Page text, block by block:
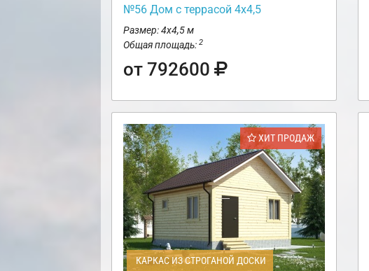
№56 Дом с террасой 4х4,5
Размер: 4х4,5 м
Общая площадь: 2
от 792600
ХИТ ПРОДАЖ
КАРКАС ИЗ СТРОГАНОЙ ДОСКИ